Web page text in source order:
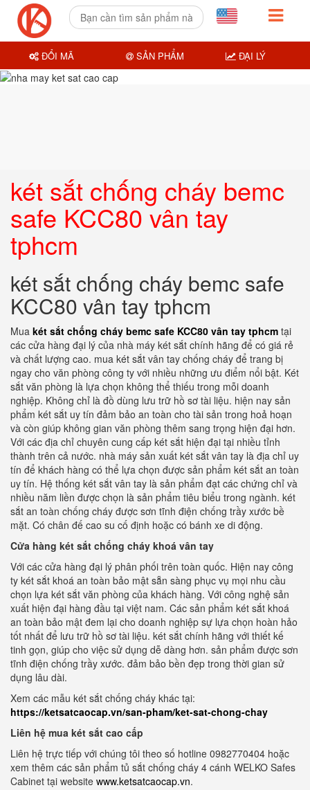
két sắt chống cháy bemc
safe KCC80 vân tay
tphcm
két sắt chống cháy bemc safe
KCC80 vân tay tphcm
Mua két sắt chống cháy bemc safe KCC80 vân tay tphcm tại
các cửa hàng đại lý của nhà máy két sắt chính hãng để có giá rẻ
và chất lượng cao. mua két sắt vân tay chống cháy để trang bị
ngay cho văn phòng công ty với nhiều những ưu điểm nổi bật. Két
sắt văn phòng là lựa chọn không thể thiếu trong mỗi doanh
nghiệp. Không chỉ là đồ dùng lưu trữ hồ sơ tài liệu. hiện nay sản
phẩm két sắt uy tín đảm bảo an toàn cho tài sản trong hoả hoạn
và còn giúp không gian văn phòng thêm sang trọng hiện đại hơn.
Với các địa chỉ chuyên cung cấp két sắt hiện đại tại nhiều tỉnh
thành trên cả nước. nhà máy sản xuất két sắt vân tay là địa chỉ uy
tín để khách hàng có thể lựa chọn được sản phẩm két sắt an toàn
uy tín. Hệ thống két sắt vân tay là sản phẩm đạt các chứng chỉ và
nhiều năm liền được chọn là sản phẩm tiêu biểu trong ngành. két
sắt an toàn chống cháy được sơn tĩnh điện chống trầy xước bề
mặt. Có chân đế cao su cố định hoặc có bánh xe di động.
Cửa hàng két sắt chống cháy khoá vân tay
Với các cửa hàng đại lý phân phối trên toàn quốc. Hiện nay công
ty két sắt khoá an toàn bảo mật sẵn sàng phục vụ mọi nhu cầu
chọn lựa két sắt văn phòng của khách hàng. Với công nghệ sản
xuất hiện đại hàng đầu tại việt nam. Các sản phẩm két sắt khoá
an toàn bảo mật đem lại cho doanh nghiệp sự lựa chọn hoàn hảo
tốt nhất để lưu trữ hồ sơ tài liệu. két sắt chính hãng với thiết kế
tinh gọn, giúp cho việc sử dụng dễ dàng hơn. sản phẩm được sơn
tĩnh điện chống trầy xước. đảm bảo bền đẹp trong thời gian sử
dụng lâu dài.
Xem các mẫu két sắt chống cháy khác tại:
https://ketsatcaocap.vn/san-pham/ket-sat-chong-chay
Liên hệ mua két sắt cao cấp
Liên hệ trực tiếp với chúng tôi theo số hotline 0982770404 hoặc
xem thêm các sản phẩm tủ sắt chống cháy 4 cánh WELKO Safes
Cabinet tại website www.ketsatcaocap.vn.
ĐỔI MÃ SẢN PHẨM ĐẠI LÝ